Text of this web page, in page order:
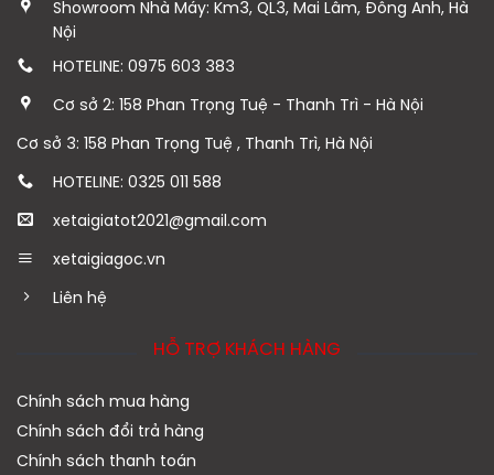
Showroom Nhà Máy: Km3, QL3, Mai Lâm, Đông Anh, Hà
Nội
HOTELINE: 0975 603 383
Cơ sở 2: 158 Phan Trọng Tuệ - Thanh Trì - Hà Nội
Cơ sở 3: 158 Phan Trọng Tuệ , Thanh Trì, Hà Nội
HOTELINE: 0325 011 588
xetaigiatot2021@gmail.com
xetaigiagoc.vn
Liên hệ
HỖ TRỢ KHÁCH HÀNG
Chính sách mua hàng
Chính sách đổi trả hàng
Chính sách thanh toán